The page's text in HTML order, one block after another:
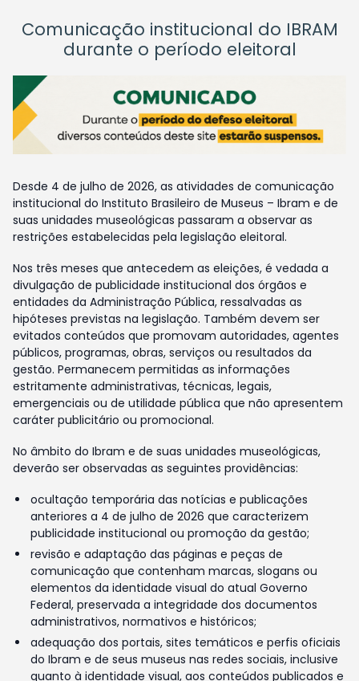
Comunicação institucional do IBRAM
durante o período eleitoral
Desde 4 de julho de 2026, as atividades de comunicação
institucional do Instituto Brasileiro de Museus – Ibram e de
suas unidades museológicas passaram a observar as
restrições estabelecidas pela legislação eleitoral.
Nos três meses que antecedem as eleições, é vedada a
divulgação de publicidade institucional dos órgãos e
entidades da Administração Pública, ressalvadas as
hipóteses previstas na legislação. Também devem ser
evitados conteúdos que promovam autoridades, agentes
públicos, programas, obras, serviços ou resultados da
gestão. Permanecem permitidas as informações
estritamente administrativas, técnicas, legais,
emergenciais ou de utilidade pública que não apresentem
caráter publicitário ou promocional.
No âmbito do Ibram e de suas unidades museológicas,
deverão ser observadas as seguintes providências:
ocultação temporária das notícias e publicações
anteriores a 4 de julho de 2026 que caracterizem
publicidade institucional ou promoção da gestão;
revisão e adaptação das páginas e peças de
comunicação que contenham marcas, slogans ou
elementos da identidade visual do atual Governo
Federal, preservada a integridade dos documentos
administrativos, normativos e históricos;
adequação dos portais, sites temáticos e perfis oficiais
do Ibram e de seus museus nas redes sociais, inclusive
quanto à identidade visual, aos conteúdos publicados e